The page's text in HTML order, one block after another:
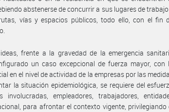
abstenerse de concurrir a sus lugares de
vías y espacios públicos, todo ello, con el fin
frente a la gravedad de la emergencia
un caso excepcional de fuerza mayor, con
en el nivel de actividad de la empresas por las
la situación epidemiológica, se requiere del
empleadores, trabajadores,
para afrontar el contexto vigente, privilegiando